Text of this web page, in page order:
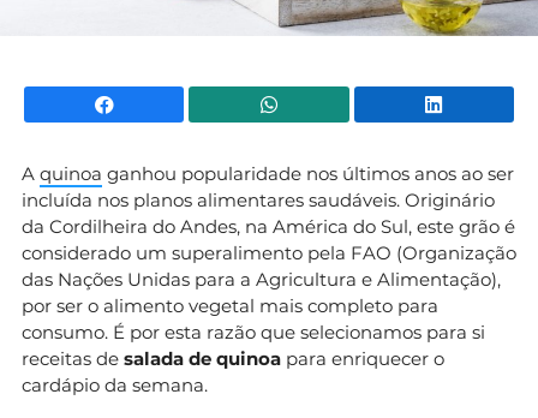
Facebook WhatsApp
A quinoa ganhou popularidade nos últimos anos ao ser
incluída nos planos alimentares saudáveis. Originário
da Cordilheira do Andes, na América do Sul, este grão é
considerado um superalimento pela FAO (Organização
das Nações Unidas para a Agricultura e Alimentação),
por ser o alimento vegetal mais completo para
consumo. É por esta razão que selecionamos para si
receitas de salada de quinoa para enriquecer o
cardápio da semana.